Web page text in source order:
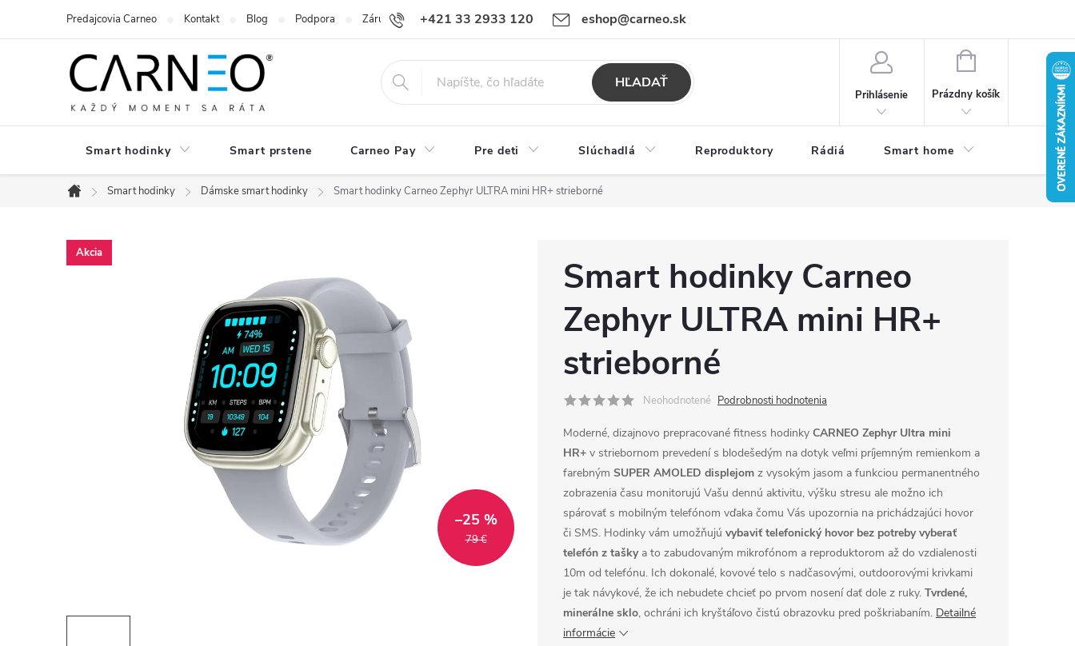
+421 33 2933 120 eshop@carneo.sk
Predajcovia Carneo Kontakt Blog Podpora Záručný a pozáručný servis Carneo Obchodné podmienky Ochrana osobných údajov
HĽADAŤ
Prihlásenie
NÁKUPNÝ
Prázdny košík
Smart hodinky Smart prstene Carneo Pay Pre deti Slúchadlá Reproduktory Rádiá Smart home Kamery
Domov
Smart hodinky Dámske smart hodinky Smart hodinky Carneo Zephyr ULTRA mini HR+ strieborné
Akcia
79 €
–25 %
Smart hodinky Carneo
Zephyr ULTRA mini HR+
strieborné
Neohodnotené Podrobnosti hodnotenia
Moderné, dizajnovo prepracované fitness hodinky CARNEO Zephyr Ultra mini
HR+ v striebornom prevedení s blodešedým na dotyk veľmi príjemným remienkom a
farebným SUPER AMOLED displejom z vysokým jasom a funkciou permanentného
zobrazenia času monitorujú Vašu dennú aktivitu, výšku stresu ale možno ich
spárovať s mobilným telefónom vďaka čomu Vás upozornia na prichádzajúci hovor
či SMS. Hodinky vám umožňujú vybaviť telefonický hovor bez potreby vyberať
telefón z taškya to zabudovaným mikrofónom a reproduktorom až do vzdialenosti
10m od telefónu. Ich dokonalé, kovové telo s nadčasovými, outdoorovými krivkami
je tak návykové, že ich nebudete chcieť po prvom nosení dať dole z ruky. Tvrdené,
minerálne sklo, ochráni ich kryštáľovo čistú obrazovku pred poškriabaním. Detailné
informácie